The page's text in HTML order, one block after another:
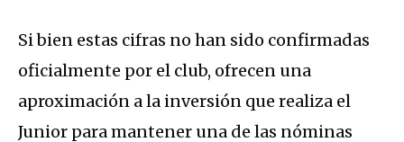
Si bien estas cifras no han sido confirmadas
oficialmente por el club, ofrecen una
aproximación a la inversión que realiza el
Junior para mantener una de las nóminas